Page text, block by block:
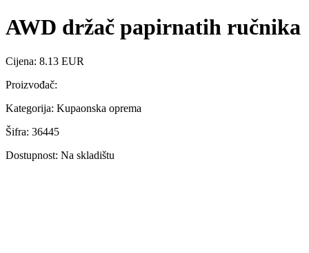
AWD držač papirnatih ručnika
Cijena: 8.13 EUR
Proizvođač:
Kategorija: Kupaonska oprema
Šifra: 36445
Dostupnost: Na skladištu